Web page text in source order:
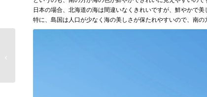
日本の場合、北海道の海は間違いなくきれいですが、鮮やかで美
特に、島国は人口が少なく海の美しさが保たれやすいので、南の